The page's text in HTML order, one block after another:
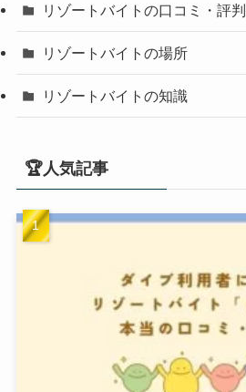
リゾートバイトの口コミ・評判
リゾートバイトの場所
リゾートバイトの知識
🏆人気記事